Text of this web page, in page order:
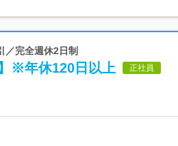
／完全週休2日制
※年休120日以上 正社員